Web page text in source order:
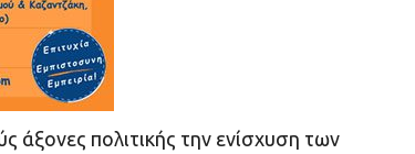
πολιτικής την ενίσχυση των